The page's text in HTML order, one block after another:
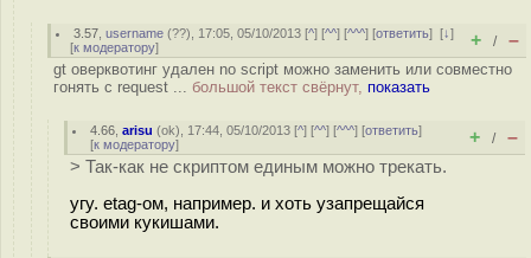
3.57 ,username (??), 17:05, 05/10/2013 [^] [^^] [^^^] [ответить][↓]
[к модератору] + / –
gt оверквотинг удален no script можно заменить или совместно
гонять с request ... большой текст свёрнут, показать
4.66 ,arisu (ok), 17:44, 05/10/2013 [^] [^^] [^^^] [ответить]
[к модератору] + / –
> Так-как не скриптом единым можно трекать.
угу. etag-ом, например. и хоть узапрещайся
своими кукишами.